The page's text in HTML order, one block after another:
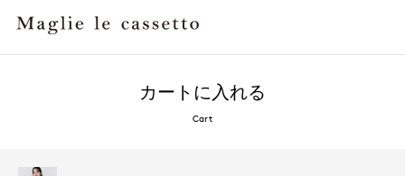
カートに入れる
Cart